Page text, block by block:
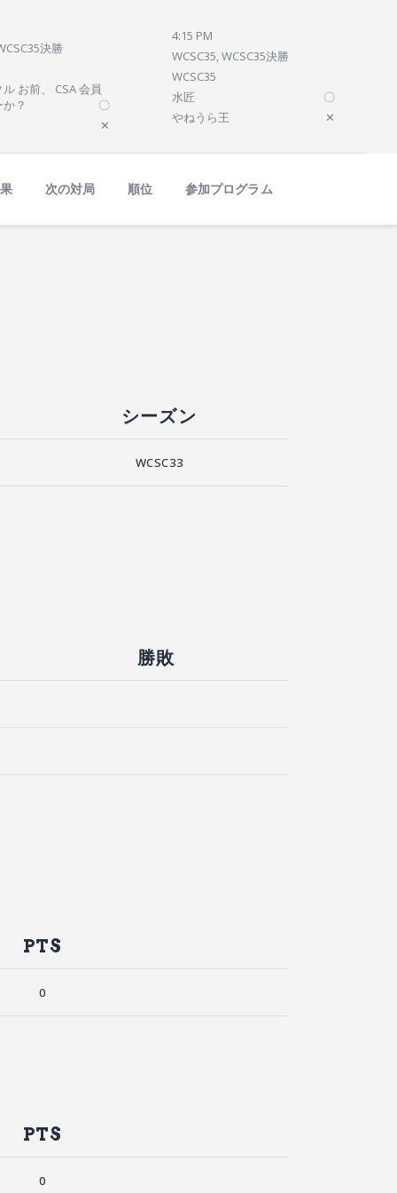
決勝
お前、 CSA 会員
？
〇
✕
4:15 PM
WCSC35, WCSC35決勝
WCSC35
水匠
〇
やねうら王
✕
次の対局 順位 参加プログラム
シーズン
WCSC33
勝敗
PTS
0
PTS
0